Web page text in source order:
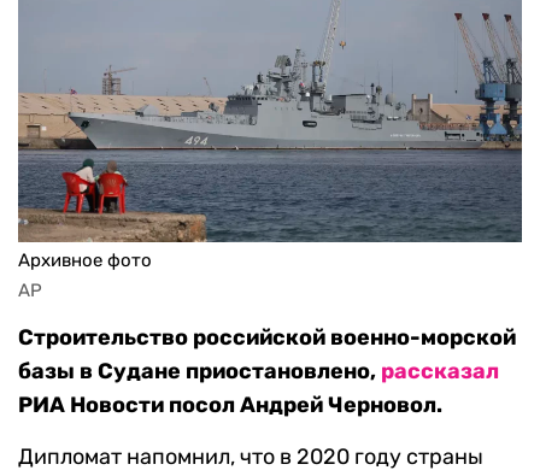
Архивное фото
AP
Строительство российской военно-морской
базы в Судане приостановлено, рассказал
РИА Новости посол Андрей Черновол.
Дипломат напомнил, что в 2020 году страны